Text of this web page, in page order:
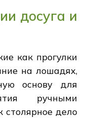
досуга и
как прогулки
на лошадях,
основу для
ручными
столярное дело